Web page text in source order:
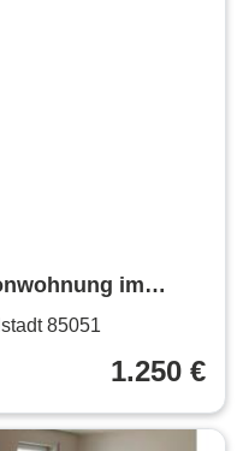
im
85051
1.250 €